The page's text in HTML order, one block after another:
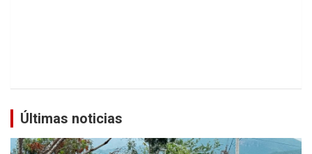
Últimas noticias